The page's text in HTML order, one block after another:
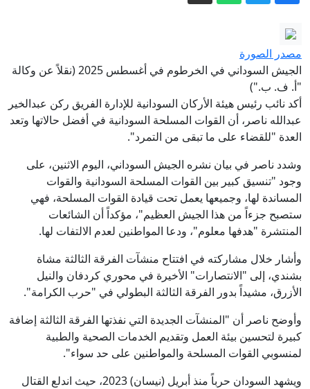
القوات الحكومية
تعيينه قائدا للتحالف البحري؟
مزاعم روسية بتورط الناتو في توجيه
ضربات أوكرانية ضد منشآت نفط روسية
توقيع الاتفاق الثلاثي بين السعودية وتركيا
وباكستان.. بند "الدفاع المشترك" في صلب
الوثيقة
خلية الإعلام الأمني: الحكومة ماضية في
حصر السلاح بيد الدولة دون رجعة » وكالة
الانباء العراقية (واع)
مصدر الصورة
الجيش السوداني في الخرطوم في أغسطس 2025 (نقلاً عن وكالة
"أ. ف. ب.")
أكد نائب رئيس هيئة الأركان السودانية للإدارة الفريق ركن عبدالخير
عبدالله ناصر، أن القوات المسلحة السودانية في أفضل حالاتها وتعد
العدة "للقضاء على ما تبقى من التمرد".
وشدد ناصر في بيان نشره الجيش السوداني، اليوم الاثنين، على
وجود "تنسيق كبير بين القوات المسلحة السودانية والقوات
المساندة لها، وجميعها يعمل تحت قيادة القوات المسلحة، فهي
ستصبح جزءاً من هذا الجيش العظيم"، مؤكداً أن الشائعات
المنتشرة "هدفها معلوم"، ودعا المواطنين لعدم الالتفات لها.
وأشار خلال مشاركته في افتتاح منشآت الفرقة الثالثة مشاة
بشندي، إلى "الانتصارات" الأخيرة في محوري كردفان والنيل
الأزرق، مشيداً بدور الفرقة الثالثة البطولي في "حرب الكرامة".
وأوضح ناصر أن "المنشآت الجديدة التي نفذتها الفرقة الثالثة إضافة
كبيرة لتحسين بيئة العمل وتقديم الخدمات الصحية والطبية
لمنسوبي القوات المسلحة والمواطنين على حد سواء".
ويشهد السودان حرباً منذ أبريل (نيسان) 2023، حيث اندلع القتال